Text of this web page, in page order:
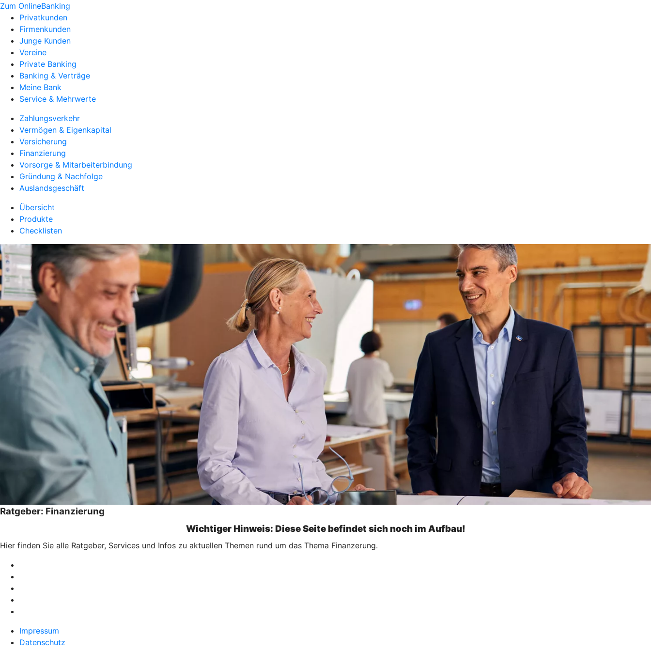
Zum OnlineBanking
Privatkunden
Firmenkunden
Junge Kunden
Vereine
Private Banking
Banking & Verträge
Meine Bank
Service & Mehrwerte
Zahlungsverkehr
Vermögen & Eigenkapital
Versicherung
Finanzierung
Vorsorge & Mitarbeiterbindung
Gründung & Nachfolge
Auslandsgeschäft
Übersicht
Produkte
Checklisten
Ratgeber: Finanzierung
Wichtiger Hinweis: Diese Seite befindet sich noch im Aufbau!
Hier finden Sie alle Ratgeber, Services und Infos zu aktuellen Themen rund um das Thema Finanzerung.
Impressum
Datenschutz